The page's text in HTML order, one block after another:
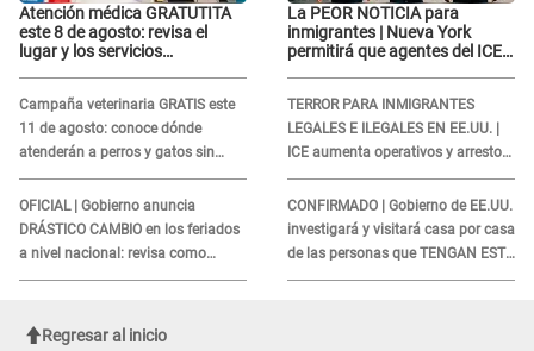
Atención médica GRATUTITA
este 8 de agosto: revisa el
lugar y los servicios
Campaña veterinaria GRATIS este
11 de agosto: conoce dónde
atenderán a perros y gatos sin
costo
OFICIAL | Gobierno anuncia
DRÁSTICO CAMBIO en los feriados
a nivel nacional: revisa como
quedarán los DÍAS LIBRES
La PEOR NOTICIA para
inmigrantes | Nueva York
permitirá que agentes del ICE
TERROR PARA INMIGRANTES
LEGALES E ILEGALES EN EE.UU. |
ICE aumenta operativos y arrestos
a extranjeros en aeropuertos
CONFIRMADO | Gobierno de EE.UU.
investigará y visitará casa por casa
de las personas que TENGAN ESTE
TRABAJO
Regresar al inicio